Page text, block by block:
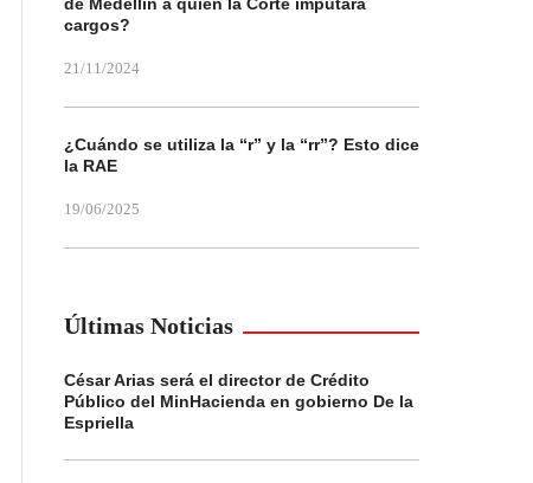
cargos?
21/11/2024
¿Cuándo se utiliza la “r” y la “rr”? Esto dice
la RAE
19/06/2025
Últimas Noticias
César Arias será el director de Crédito
Público del MinHacienda en gobierno De la
Espriella